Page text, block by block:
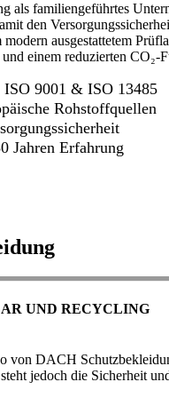
als familiengeführtes
den
ausgestattetem
einem reduzierten CO₂-
ISO 9001 & ISO 13485
Rohstoffquellen
Jahren Erfahrung
UND RECYCLING
von DACH
jedoch die Sicherheit